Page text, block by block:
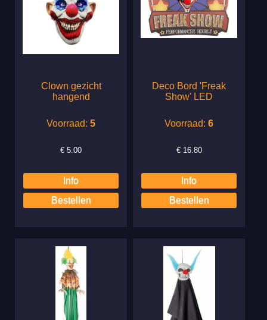
Clown gezicht
hangend
Voorraad:5
€5.00
Deco Bord 'Freak
Show' LED
Voorraad:6
€ 16.80